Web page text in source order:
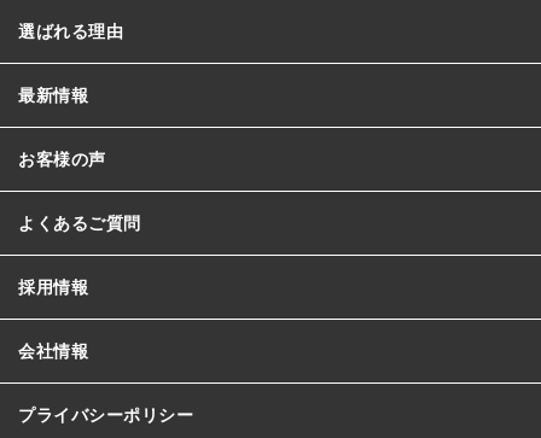
選ばれる理由
最新情報
お客様の声
よくあるご質問
採用情報
会社情報
プライバシーポリシー